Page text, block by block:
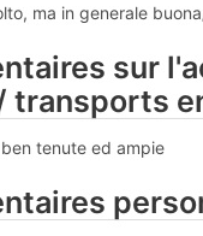
ma in generale
sur
transports
tenute ed ampie